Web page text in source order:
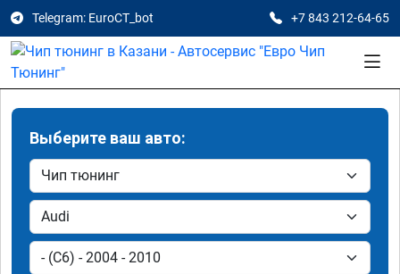
Telegram: EuroCT_bot +7 843 212-64-65
Выберите ваш авто: